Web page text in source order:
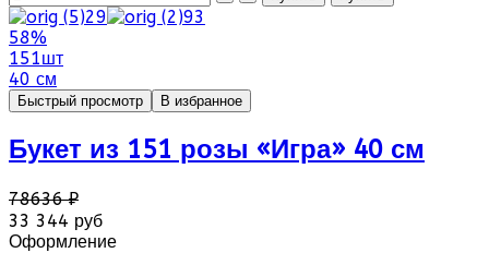
58%
151шт
40 см
Быстрый просмотр В избранное
Букет из 151 розы «Игра» 40 см
78636 ₽
33 344 руб
Оформление